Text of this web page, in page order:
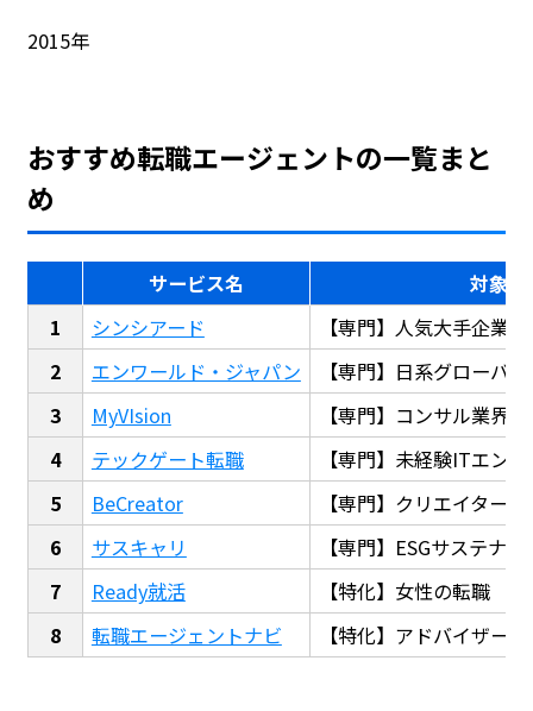
2015年
おすすめ転職エージェントの一覧まと
め
サービス名
対象
シンシアード
【専門】人気大手企業
エンワールド・ジャパン
【専門】日系グローバ
MyVIsion
【専門】コンサル業界
テックゲート転職
【専門】未経験ITエン
BeCreator
【専門】クリエイター
サスキャリ
【専門】ESGサステナ
Ready就活
【特化】女性の転職
転職エージェントナビ
【特化】アドバイザー